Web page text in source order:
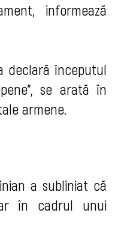
informează
declară începutul
se arată în
armene.
a subliniat că
în cadrul unui